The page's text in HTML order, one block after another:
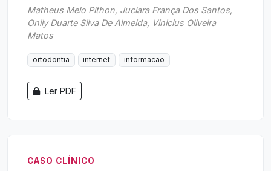
Matheus Melo Pithon, Juciara França Dos Santos,
Onily Duarte Silva De Almeida, Vinicius Oliveira
Matos
ortodontia internet informacao
Ler PDF
CASO CLÍNICO